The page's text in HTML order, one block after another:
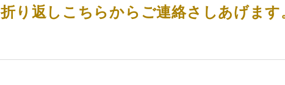
折り返しこちらからご連絡さしあげます